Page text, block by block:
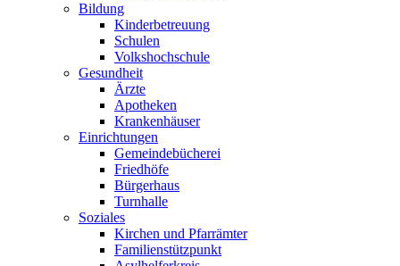
Bildung
Kinderbetreuung
Schulen
Volkshochschule
Gesundheit
Ärzte
Apotheken
Krankenhäuser
Einrichtungen
Gemeindebücherei
Friedhöfe
Bürgerhaus
Turnhalle
Soziales
Kirchen und Pfarrämter
Familienstützpunkt